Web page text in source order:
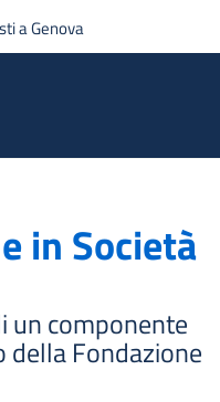
principale
a Genova
in Società
un componente
della Fondazione